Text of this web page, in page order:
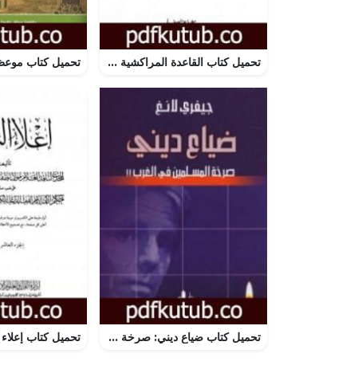
تحميل كتاب القاعدة المراكشية PDF تأليف ابن تيمية مجانا [كامل]
تحميل كتاب ضياع ديني: صرخة المسلمين في الغرب PDF تأليف جيفري لانج مجانا [كامل]